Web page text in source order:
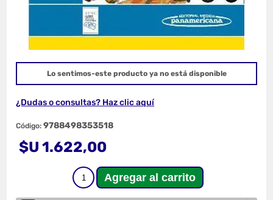
Lo sentimos-este producto ya no está disponible
¿Dudas o consultas? Haz clic aquí
Código: 9788498353518
$U 1.622,00